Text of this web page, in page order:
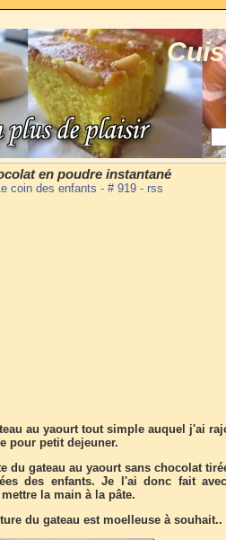
en poudre instantané
coin des enfants - # 919 - rss
au yaourt tout simple auquel j'ai
pour petit dejeuner.
du gateau au yaourt sans chocolat
des enfants. Je l'ai donc fait
la main à la pâte.
du gateau est moelleuse à souhait..